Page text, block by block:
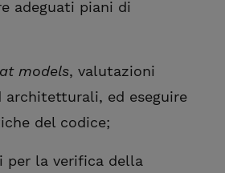
adeguati piani di
models, valutazioni
architetturali, ed eseguire
del codice;
per la verifica della